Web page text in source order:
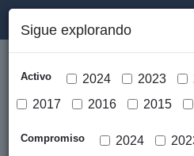
Sigue explorando
Activo 2024 2023
2017
2016 2015
Compromiso 2024